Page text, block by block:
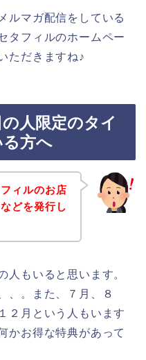
ルマガ配信をしている
タフィルのホームペー
ただきますね♪
人限定のタイ
方へ
ィルのお店
どを発行し
人もいると思います。
、。また、７月、８
２月という人もいます
かお得な特典があって